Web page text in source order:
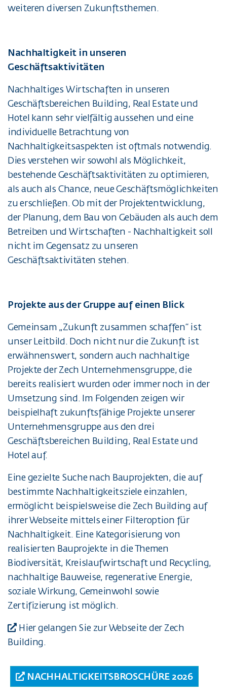
weiteren diversen Zukunftsthemen.
Nachhaltigkeit in unseren
Geschäftsaktivitäten
Nachhaltiges Wirtschaften in unseren
Geschäftsbereichen Building, Real Estate und
Hotel kann sehr vielfältig aussehen und eine
individuelle Betrachtung von
Nachhaltigkeitsaspekten ist oftmals notwendig.
Dies verstehen wir sowohl als Möglichkeit,
bestehende Geschäftsaktivitäten zu optimieren,
als auch als Chance, neue Geschäftsmöglichkeiten
zu erschließen. Ob mit der Projektentwicklung,
der Planung, dem Bau von Gebäuden als auch dem
Betreiben und Wirtschaften - Nachhaltigkeit soll
nicht im Gegensatz zu unseren
Geschäftsaktivitäten stehen.
Projekte aus der Gruppe auf einen Blick
Gemeinsam „Zukunft zusammen schaffen“ ist
unser Leitbild. Doch nicht nur die Zukunft ist
erwähnenswert, sondern auch nachhaltige
Projekte der Zech Unternehmensgruppe, die
bereits realisiert wurden oder immer noch in der
Umsetzung sind. Im Folgenden zeigen wir
beispielhaft zukunftsfähige Projekte unserer
Unternehmensgruppe aus den drei
Geschäftsbereichen Building, Real Estate und
Hotel auf.
Eine gezielte Suche nach Bauprojekten, die auf
bestimmte Nachhaltigkeitsziele einzahlen,
ermöglicht beispielsweise die Zech Building auf
ihrer Webseite mittels einer Filteroption für
Nachhaltigkeit. Eine Kategorisierung von
realisierten Bauprojekte in die Themen
Biodiversität, Kreislaufwirtschaft und Recycling,
nachhaltige Bauweise, regenerative Energie,
soziale Wirkung, Gemeinwohl sowie
Zertifizierung ist möglich.
Hier gelangen Sie zur Webseite der Zech
Building.
NACHHALTIGKEITSBROSCHÜRE 2026​​​